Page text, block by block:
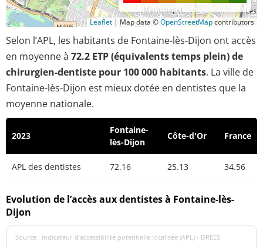
Leaflet | Map data ©OpenStreetMapcontributors
Selon l’APL, les habitants de Fontaine-lès-Dijon ont accès
en moyenne à 72.2 ETP (équivalents temps plein) de
chirurgien-dentiste pour 100 000 habitants. La ville de
Fontaine-lès-Dijon est mieux dotée en dentistes que la
moyenne nationale.
2023
Fontaine-
lès-Dijon
Côte-d'Or France
APL des dentistes 72.16 25.13 34.56
Evolution de l’accès aux dentistes à Fontaine-lès-
Dijon
Source : indicateur d’accessibilité potentielle localisée (APL) - DREES